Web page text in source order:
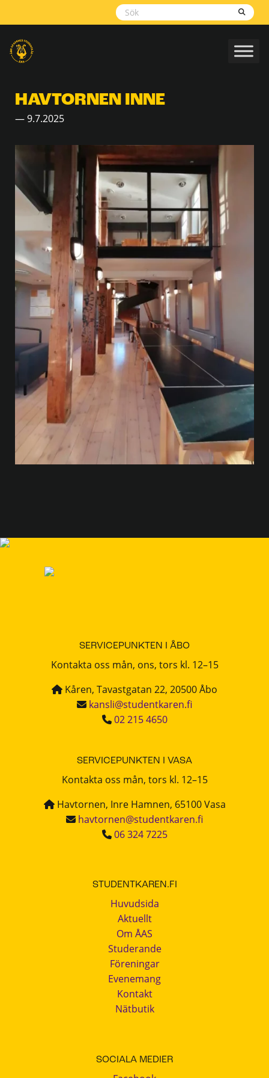
HAVTORNEN INNE
— 9.7.2025
SERVICEPUNKTEN I ÅBO
Kontakta oss mån, ons, tors kl. 12–15
Kåren, Tavastgatan 22, 20500 Åbo
kansli@studentkaren.fi
02 215 4650
SERVICEPUNKTEN I VASA
Kontakta oss mån, tors kl. 12–15
Havtornen, Inre Hamnen, 65100 Vasa
havtornen@studentkaren.fi
06 324 7225
STUDENTKAREN.FI
Huvudsida
Aktuellt
Om ÅAS
Studerande
Föreningar
Evenemang
Kontakt
Nätbutik
SOCIALA MEDIER